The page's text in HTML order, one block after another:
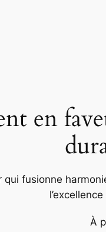
en
qui fusionne
À